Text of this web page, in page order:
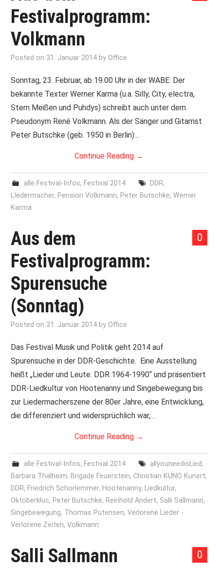
Festivalprogramm:
Volkmann
Posted on 31. Januar 2014 byOffice
Sonntag, 23. Februar, ab 19.00 Uhr in der WABE: Der
bekannte Texter Werner Karma (u.a. Silly, City, electra,
Stern Meißen und Puhdys) schreibt auch unter dem
Pseudonym René Volkmann. Als der Sänger und Gitarrist
Peter Butschke (geb. 1950 in Berlin)…
Continue Reading →
alle Festival-Infos, Festival 2014 DDR,
LIedermacher, Pension Volkmann, Peter Butschke,Werner
Karma
0
Aus dem
Festivalprogramm:
Spurensuche
(Sonntag)
Posted on 31. Januar 2014 byOffice
Das Festival Musik und Politik geht 2014 auf
Spurensuche in der DDR-Geschichte. Eine Ausstellung
heißt „Lieder und Leute. DDR 1964-1990“ und präsentiert
DDR-Liedkultur von Hootenanny und Singebewegung bis
zur Liedermacherszene der 80er Jahre, eine Entwicklung,
die differenziert und widersprüchlich war,…
Continue Reading →
alle Festival-Infos, Festival 2014 allyouneedisLied,
Barbara Thalheim, Brigade Feuerstein,Christian KUNO Kunert,
DDR, Friedrich Schorlemmer, Hootenanny, Liedkultur,
Oktoberkluc, Peter Butschke, Reinhold Andert, Salli Sallmann,
Singebewegung, Thomas Putensen,Verlorene Lieder -
Verlorene Zeiten,Volkmann
0
Salli Sallmann